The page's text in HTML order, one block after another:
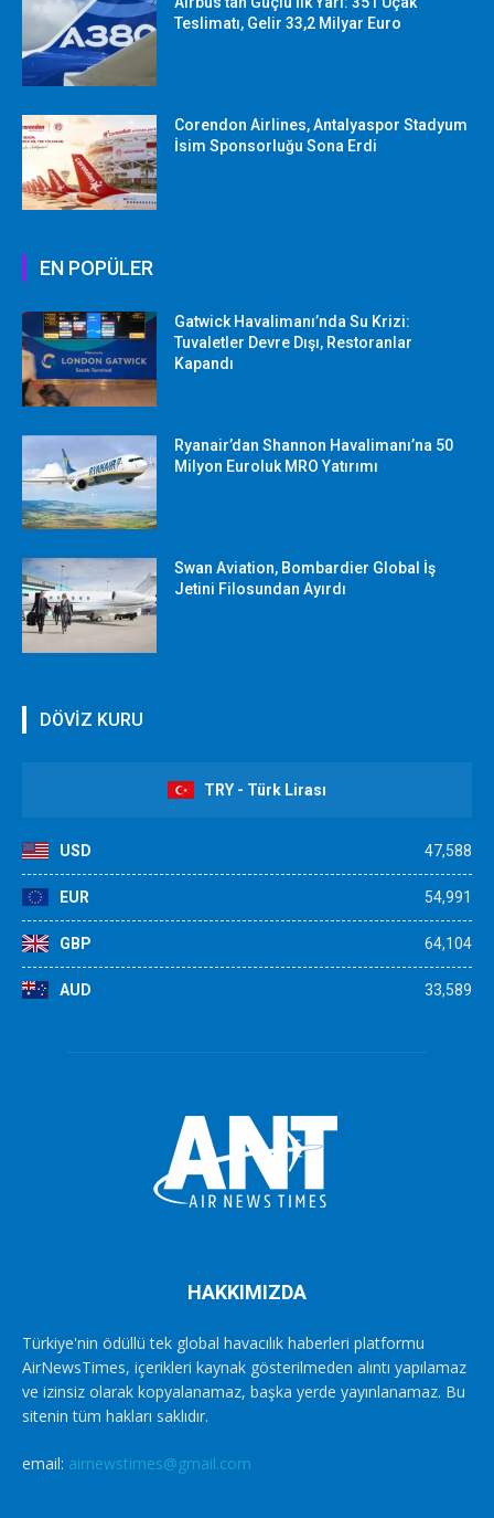
Teslimatı, Gelir 33,2 Milyar Euro
Corendon Airlines, Antalyaspor Stadyum
İsim Sponsorluğu Sona Erdi
EN POPÜLER
Gatwick Havalimanı’nda Su Krizi:
Tuvaletler Devre Dışı, Restoranlar
Kapandı
Ryanair’dan Shannon Havalimanı’na 50
Milyon Euroluk MRO Yatırımı
Swan Aviation, Bombardier Global İş
Jetini Filosundan Ayırdı
DÖVİZ KURU
TRY - Türk Lirası
USD 47,588
EUR 54,991
GBP 64,104
AUD 33,589
HAKKIMIZDA
Türkiye'nin ödüllü tek global havacılık haberleri platformu
AirNewsTimes, içerikleri kaynak gösterilmeden alıntı yapılamaz
ve izinsiz olarak kopyalanamaz, başka yerde yayınlanamaz. Bu
sitenin tüm hakları saklıdır.
email: airnewstimes@gmail.com